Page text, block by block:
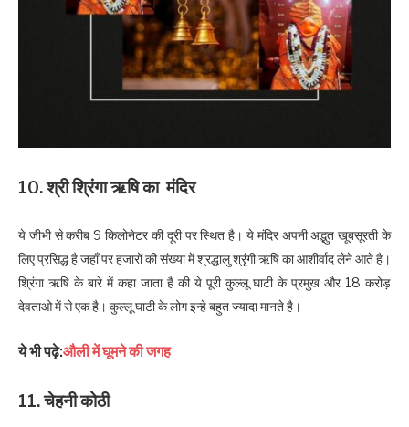
10. श्री श्रिंगा ऋषि का मंदिर
ये जीभी से करीब 9 किलोनेटर की दूरी पर स्थित है। ये मंदिर अपनी अद्भुत खूबसूरती के
लिए प्रसिद्ध है जहाँ पर हजारों की संख्या में श्रद्धालु श्रृंगी ऋषि का आशीर्वाद लेने आते है।
श्रिंगा ऋषि के बारे में कहा जाता है की ये पूरी कुल्लू घाटी के प्रमुख और 18 करोड़
देवताओ में से एक है। कुल्लू घाटी के लोग इन्हे बहुत ज्यादा मानते है।
ये भी पढ़े:औली में घूमने की जगह
11. चेहनीकोठी